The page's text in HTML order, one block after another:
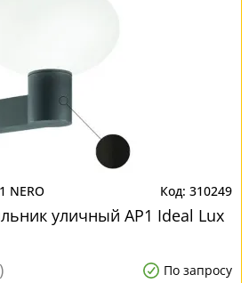
NERO 310249
уличный AP1 Ideal Lux
По запросу